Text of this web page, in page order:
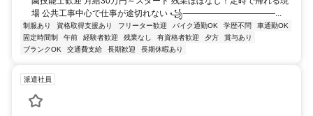
場 公共工事中心で仕事が途切れない ꧁———————————...
制服あり 資格取得支援あり フリーター歓迎 バイク通勤OK 学歴不問
車通勤OK
固定時間制
午前 経験者歓迎 残業なし 有資格者歓迎 夕方
賞与あり
ブランクOK
交通費支給 長期歓迎 長期休暇あり
派遣社員